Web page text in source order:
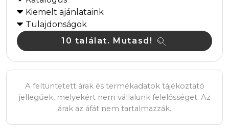
Kiemelt ajánlataink
Tulajdonságok
10 találat. Mutasd!
A feltüntetett árak és termékadatok tájékoztató
jellegűek, melyekért nem vállalunk felelősséget. Az
árak az áfát nem tartalmazzák.